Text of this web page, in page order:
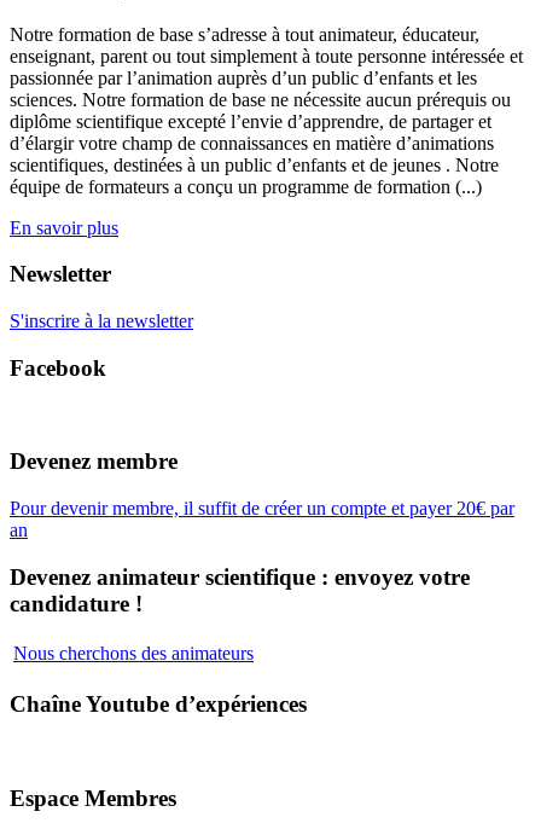
Notre formation de base s’adresse à tout animateur, éducateur,
enseignant, parent ou tout simplement à toute personne intéressée et
passionnée par l’animation auprès d’un public d’enfants et les
sciences. Notre formation de base ne nécessite aucun prérequis ou
diplôme scientifique excepté l’envie d’apprendre, de partager et
d’élargir votre champ de connaissances en matière d’animations
scientifiques, destinées à un public d’enfants et de jeunes . Notre
équipe de formateurs a conçu un programme de formation (...)
En savoir plus
Newsletter
S'inscrire à la newsletter
Facebook
Devenez membre
Pour devenir membre, il suffit de créer un compte et payer 20€ par
an
Devenez animateur scientifique : envoyez votre
candidature !
Nous cherchons des animateurs
Chaîne Youtube d’expériences
Espace Membres